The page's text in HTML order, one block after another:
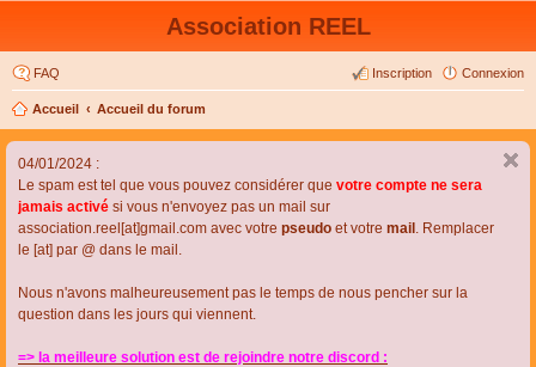
Association REEL
FAQ Connexion
Inscription
Accueil Accueil du forum
04/01/2024 :
Le spam est tel que vous pouvez considérer que votre compte ne sera
jamais activé si vous n'envoyez pas un mail sur
association.reel[at]gmail.com avec votre pseudo et votre mail . Remplacer
le [at] par @ dans le mail.
Nous n'avons malheureusement pas le temps de nous pencher sur la
question dans les jours qui viennent.
=> la meilleure solution est de rejoindre notre discord :